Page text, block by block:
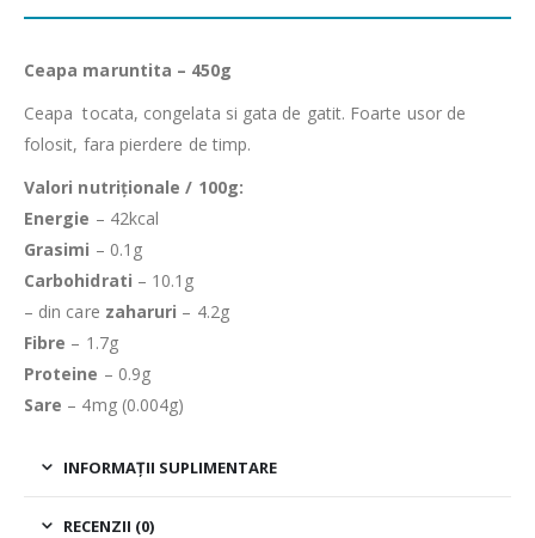
Ceapa maruntita – 450g
Ceapa tocata, congelata si gata de gatit. Foarte usor de
folosit, fara pierdere de timp.
Valori nutriționale / 100g:
Energie – 42kcal
Grasimi – 0.1g
Carbohidrati – 10.1g
– din care zaharuri – 4.2g
Fibre – 1.7g
Proteine – 0.9g
Sare – 4mg (0.004g)
INFORMAȚII SUPLIMENTARE
RECENZII (0)